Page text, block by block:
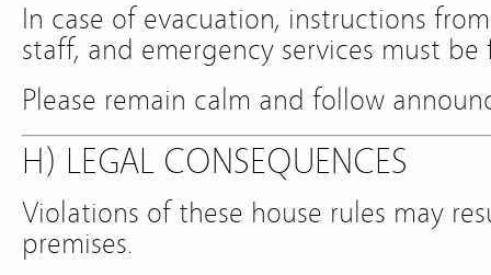
In case of evacuation, instructions
staff, and emergency services must
Please remain calm and follow
H) LEGAL CONSEQUENCES
Violations of these house rules may
premises.